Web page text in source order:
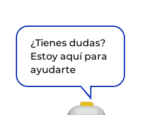
¿Tienes dudas?
Estoy aquí para
ayudarte